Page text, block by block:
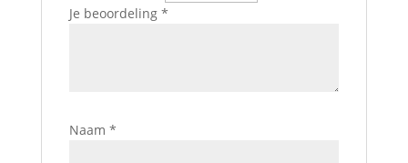
Je beoordeling *
Naam *